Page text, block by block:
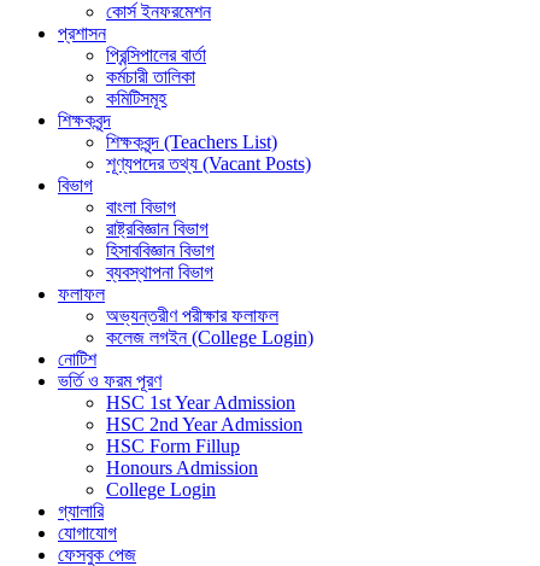
কোর্স ইনফরমেশন
প্রশাসন
প্রিন্সিপালের বার্তা
কর্মচারী তালিকা
কমিটিসমূহ
শিক্ষকবৃন্দ
শিক্ষকবৃন্দ (Teachers List)
শূণ্যপদের তথ্য (Vacant Posts)
বিভাগ
বাংলা বিভাগ
রাষ্ট্রবিজ্ঞান বিভাগ
হিসাববিজ্ঞান বিভাগ
ব্যবস্থাপনা বিভাগ
ফলাফল
অভ্যন্তরীণ পরীক্ষার ফলাফল
কলেজ লগইন (College Login)
নোটিশ
ভর্তি ও ফরম পূরণ
HSC 1st Year Admission
HSC 2nd Year Admission
HSC Form Fillup
Honours Admission
College Login
গ্যালারি
যোগাযোগ
ফেসবুক পেজ